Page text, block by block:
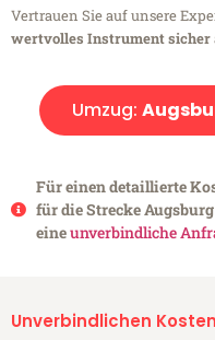
Vertrauen Sie auf unsere
wertvolles Instrument sicher
Umzug:
Für einen detaillierte
für die Strecke
eineunverbindliche
Unverbindlichen